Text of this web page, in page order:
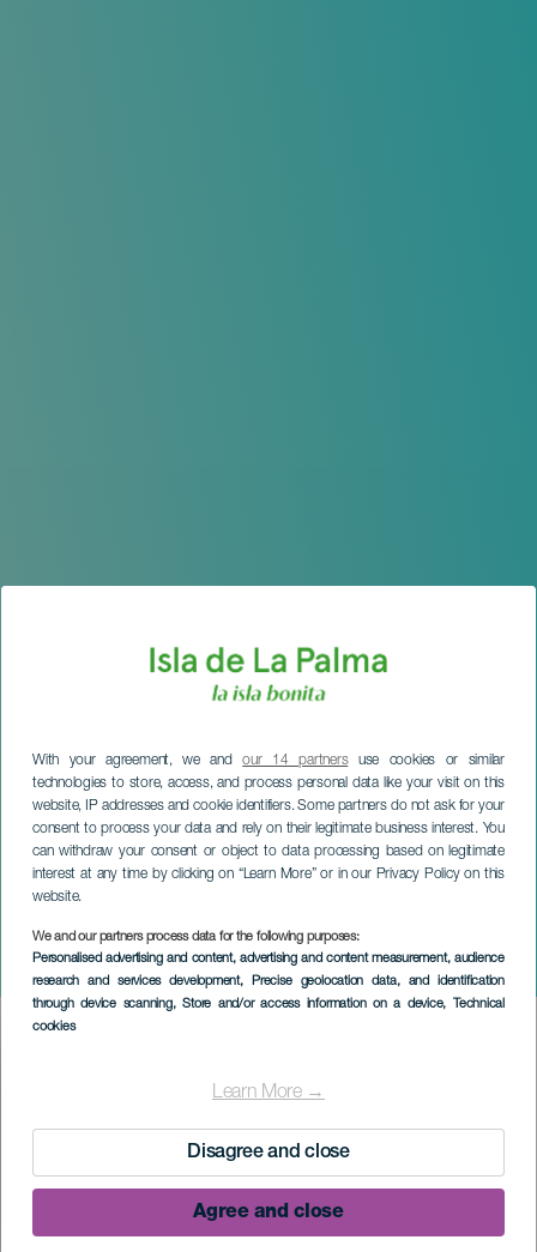
With your agreement, we andour 14 partnersuse cookies or similar
technologies to store, access, and process personal data like your visit on this
website, IP addresses and cookie identifiers. Some partners do not ask for your
consent to process your data and rely on their legitimate business interest. You
can withdraw your consent or object to data processing based on legitimate
interest at any time by clicking on “Learn More” or in our Privacy Policy on this
website.
We and our partners process data for the following purposes:
Personalised advertising and content, advertising and content measurement, audience
research and services development, Precise geolocation data, and identification
through device scanning, Store and/or access information on a device, Technical
cookies
Learn More →
Disagree and close
Agree and close
Sahara. Ørkenens båt
LA PALMA
Imagen